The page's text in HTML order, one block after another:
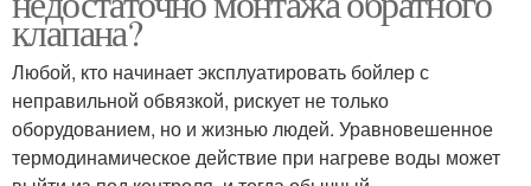
клапана?
Любой, кто начинает эксплуатировать бойлер с
неправильной обвязкой, рискует не только
оборудованием, но и жизнью людей. Уравновешенное
термодинамическое действие при нагреве воды может